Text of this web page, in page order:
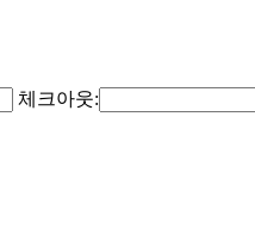
체크아웃: